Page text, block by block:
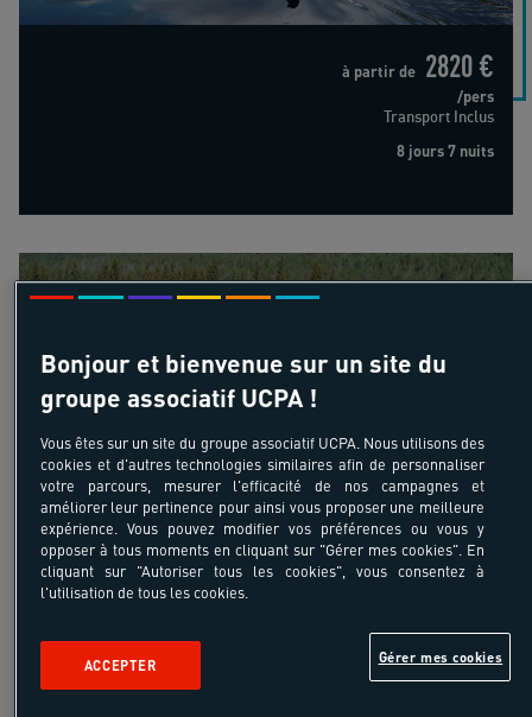
à partir de 2820 €
/pers
Transport Inclus
8 jours 7 nuits
Karhunkierros : trek aventure et bivouac en forêt boréale
Karhunkierros : trek aventure
et bivouac en forêt boréale
Finlande - Europe du Nord
à partir de 2660 €
/pers
Bonjour et bienvenue sur un site du
groupe associatif UCPA !
Vous êtes sur un site du groupe associatif UCPA. Nous utilisons des
cookies et d'autres technologies similaires afin de personnaliser
votre parcours, mesurer l'efficacité de nos campagnes et
améliorer leur pertinence pour ainsi vous proposer une meilleure
expérience. Vous pouvez modifier vos préférences ou vous y
opposer à tous moments en cliquant sur "Gérer mes cookies". En
cliquant sur "Autoriser tous les cookies", vous consentez à
l'utilisation de tous les cookies.
Gérer mes cookies
ACCEPTER